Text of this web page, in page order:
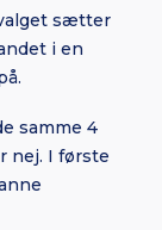
sætter
i en
samme 4
nej. I første